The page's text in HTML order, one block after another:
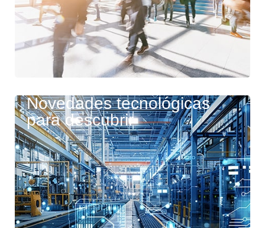
Novedades tecnológicas
para descubrir